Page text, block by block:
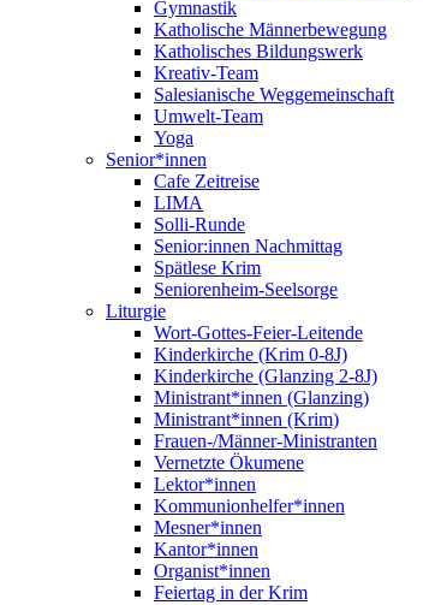
Gymnastik
Katholische Männerbewegung
Katholisches Bildungswerk
Kreativ-Team
Salesianische Weggemeinschaft
Umwelt-Team
Yoga
Senior*innen
Cafe Zeitreise
LIMA
Solli-Runde
Senior:innen Nachmittag
Spätlese Krim
Seniorenheim-Seelsorge
Liturgie
Wort-Gottes-Feier-Leitende
Kinderkirche (Krim 0-8J)
Kinderkirche (Glanzing 2-8J)
Ministrant*innen (Glanzing)
Ministrant*innen (Krim)
Frauen-/Männer-Ministranten
Vernetzte Ökumene
Lektor*innen
Kommunionhelfer*innen
Mesner*innen
Kantor*innen
Organist*innen
Feiertag in der Krim